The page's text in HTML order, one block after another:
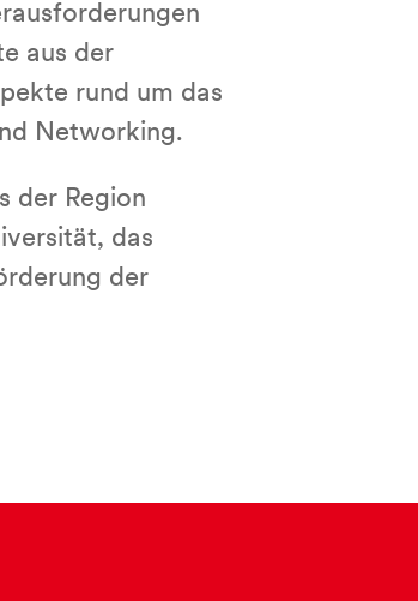
aus der
rund um das
Networking.
der Region
das
der